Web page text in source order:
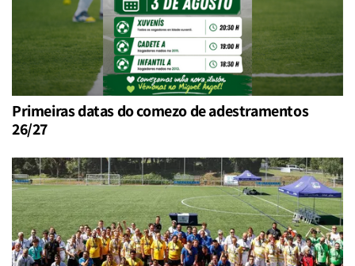
Primeiras datas do comezo de adestramentos
26/27